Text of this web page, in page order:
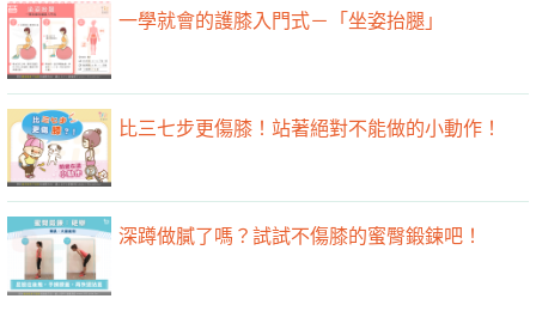
一學就會的護膝入門式－「坐姿抬腿」
比三七步更傷膝！站著絕對不能做的小動作！
深蹲做膩了嗎？試試不傷膝的蜜臀鍛鍊吧！